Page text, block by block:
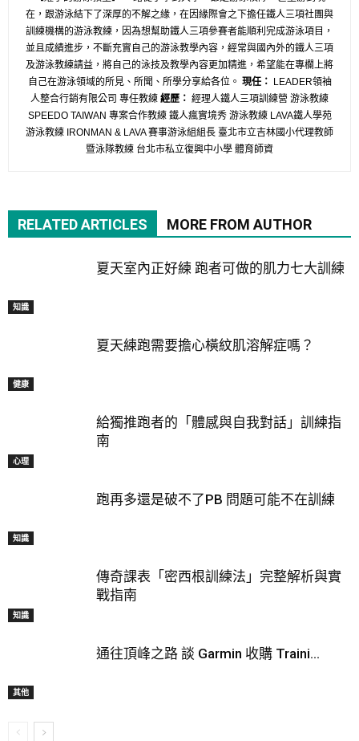
在，跟游泳結下了深厚的不解之緣，在因緣際會之下擔任鐵人三項社團與
訓練機構的游泳教練，因為想幫助鐵人三項參賽者能順利完成游泳項目，
並且成績進步，不斷充實自己的游泳教學內容，經常與國內外的鐵人三項
及游泳教練請益，將自己的泳技及教學內容更加精進，希望能在專欄上將
自己在游泳領域的所見、所聞、所學分享給各位。 現任： LEADER領袖
人整合行銷有限公司 專任教練 經歷： 經理人鐵人三項訓練營 游泳教練
SPEEDO TAIWAN 專案合作教練 鐵人瘋實境秀 游泳教練 LAVA鐵人學苑
游泳教練 IRONMAN & LAVA 賽事游泳組組長 臺北市立吉林國小代理教師
暨泳隊教練 台北市私立復興中小學 體育師資
RELATED ARTICLES MORE FROM AUTHOR
知識
夏天室內正好練 跑者可做的肌力七大訓練
健康
夏天練跑需要擔心橫紋肌溶解症嗎？
心理
給獨推跑者的「體感與自我對話」訓練指
南
知識
跑再多還是破不了PB 問題可能不在訓練
知識
傳奇課表「密西根訓練法」完整解析與實
戰指南
其他
通往頂峰之路 談 Garmin 收購 Traini...